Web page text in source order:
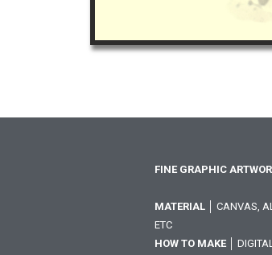
FINE GRAPHIC
MATERIAL │ CANVAS,
ETC
HOW TO MAKE │